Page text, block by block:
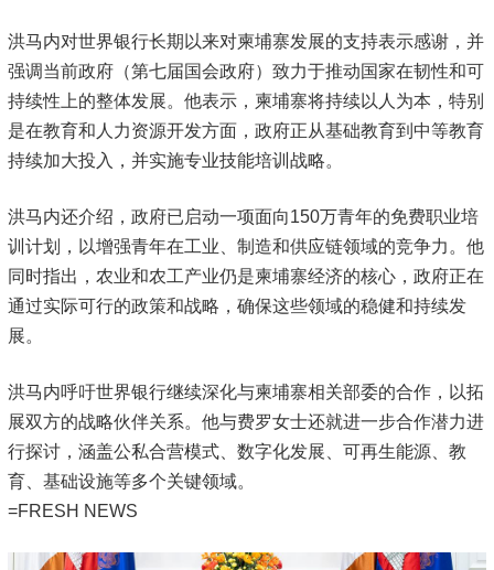
洪马内对世界银行长期以来对柬埔寨发展的支持表示感谢，并
强调当前政府（第七届国会政府）致力于推动国家在韧性和可
持续性上的整体发展。他表示，柬埔寨将持续以人为本，特别
是在教育和人力资源开发方面，政府正从基础教育到中等教育
持续加大投入，并实施专业技能培训战略。
洪马内还介绍，政府已启动一项面向150万青年的免费职业培
训计划，以增强青年在工业、制造和供应链领域的竞争力。他
同时指出，农业和农工产业仍是柬埔寨经济的核心，政府正在
通过实际可行的政策和战略，确保这些领域的稳健和持续发
展。
洪马内呼吁世界银行继续深化与柬埔寨相关部委的合作，以拓
展双方的战略伙伴关系。他与费罗女士还就进一步合作潜力进
行探讨，涵盖公私合营模式、数字化发展、可再生能源、教
育、基础设施等多个关键领域。
=FRESH NEWS